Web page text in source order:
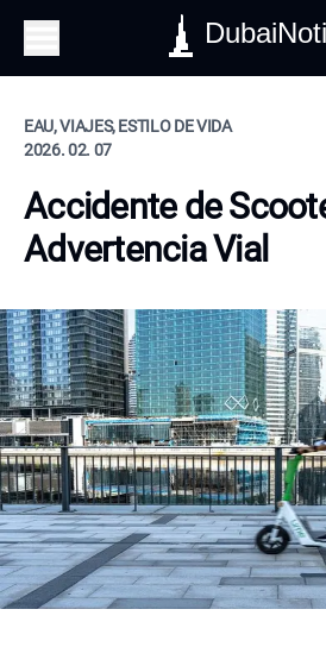
EAU, VIAJES, ESTILO DE VIDA
2026. 02. 07
Accidente de
Advertencia Vial